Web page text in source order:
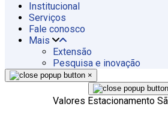
Institucional
Serviços
Fale conosco
Mais
Extensão
Pesquisa e inovação
×
Valores Estacionamento